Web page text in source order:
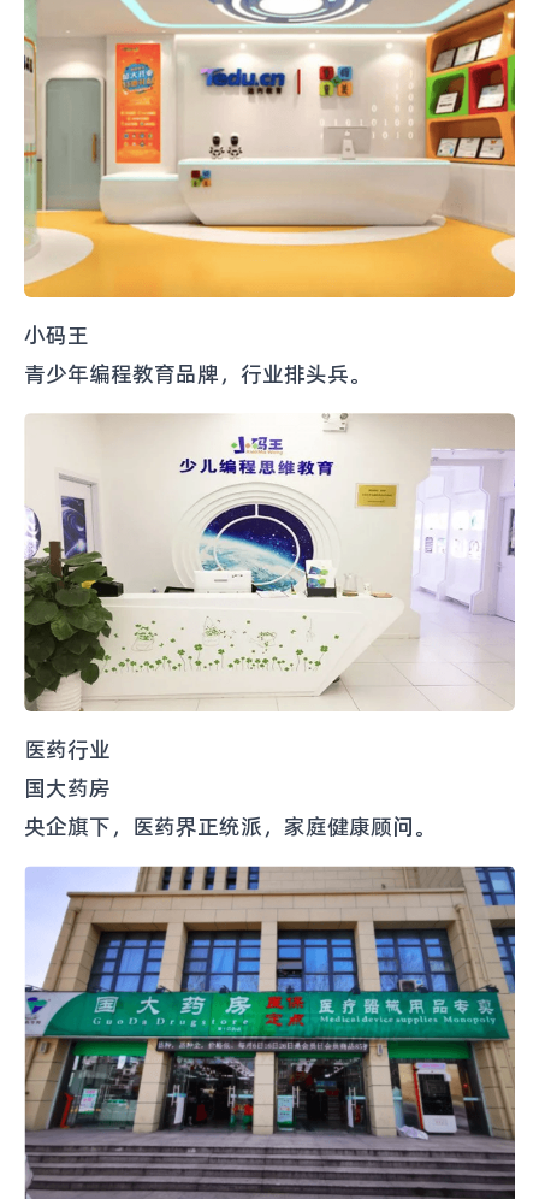
小码王
青少年编程教育品牌，行业排头兵。
医药行业
国大药房
央企旗下，医药界正统派，家庭‍‍‍‍‍‍‍‍‍‍‍‍‍‍‍‍‍‍‍‍‍‍‍‍‍‍‍‍‍‍‍‍‍‍‍‍‍‍‍‍‍‍‍‍‍‍‍健康顾问。